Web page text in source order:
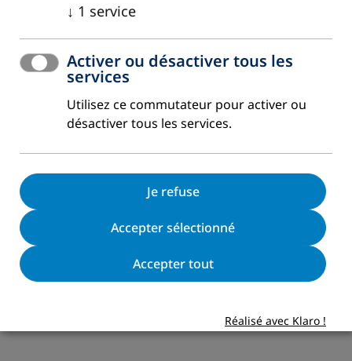
↓ 1 service
Activer ou désactiver tous les
services
Utilisez ce commutateur pour activer ou
désactiver tous les services.
Je refuse
Accepter sélectionné
Accepter tout
Réalisé avec Klaro !